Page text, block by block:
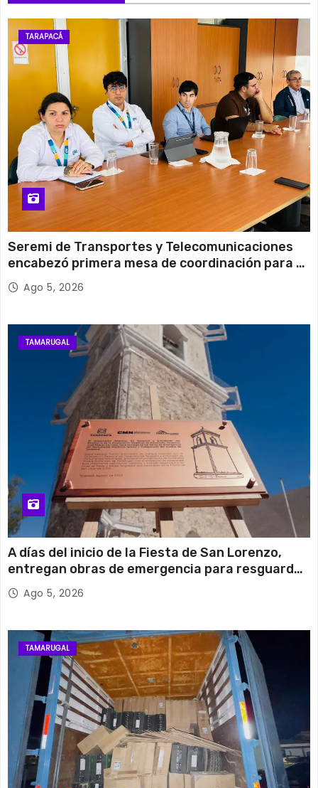
11 de agosto
Martes
12 de agosto
Miércoles
TARAPACÁ
Seremi de Transportes y Telecomunicaciones
encabezó primera mesa de coordinación para el
retiro de cables en desuso en Iquique
Ago 5, 2026
TAMARUGAL
A días del inicio de la Fiesta de San Lorenzo,
entregan obras de emergencia para resguardar
su histórico campanario
Ago 5, 2026
TAMARUGAL